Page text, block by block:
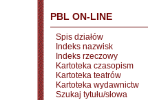
PBL ON-LINE
Spis działów
Indeks nazwisk
Indeks rzeczowy
Kartoteka czasopism
Kartoteka teatrów
Kartoteka wydawnictw
Szukaj tytułu/słowa